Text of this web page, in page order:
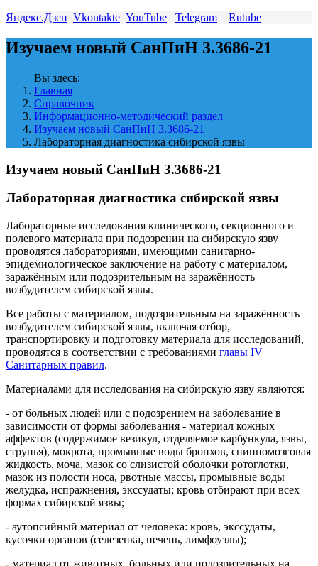
Яндекс.Дзен Vkontakte YouTube Telegram Rutube
Изучаем новый СанПиН 3.3686-21
Вы здесь:
Главная
Справочник
Информационно-методический раздел
Изучаем новый СанПиН 3.3686-21
Лабораторная диагностика сибирской язвы
Изучаем новый СанПиН 3.3686-21
Лабораторная диагностика сибирской язвы
Лабораторные исследования клинического, секционного и
полевого материала при подозрении на сибирскую язву
проводятся лабораториями, имеющими санитарно-
эпидемиологическое заключение на работу с материалом,
заражённым или подозрительным на заражённость
возбудителем сибирской язвы.
Все работы с материалом, подозрительным на заражённость
возбудителем сибирской язвы, включая отбор,
транспортировку и подготовку материала для исследований,
проводятся в соответствии с требованиями главы IV
Санитарных правил.
Материалами для исследования на сибирскую язву являются:
- от больных людей или с подозрением на заболевание в
зависимости от формы заболевания - материал кожных
аффектов (содержимое везикул, отделяемое карбункула, язвы,
струпья), мокрота, промывные воды бронхов, спинномозговая
жидкость, моча, мазок со слизистой оболочки ротоглотки,
мазок из полости носа, рвотные массы, промывные воды
желудка, испражнения, экссудаты; кровь отбирают при всех
формах сибирской язвы;
- аутопсийный материал от человека: кровь, экссудаты,
кусочки органов (селезенка, печень, лимфоузлы);
- материал от животных, больных или подозрительных на